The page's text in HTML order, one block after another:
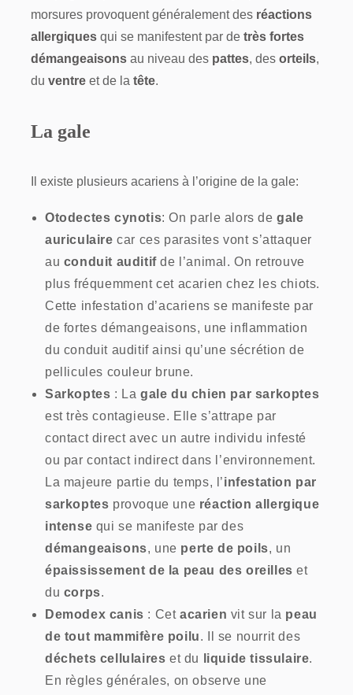
morsures provoquent généralement des réactions
allergiques qui se manifestent par de très fortes
démangeaisons au niveau des pattes, des orteils,
du ventre et de la tête.
La gale
Il existe plusieurs acariens à l’origine de la gale:
Otodectes cynotis: On parle alors degale
auriculaire car ces parasites vont s’attaquer
au conduit auditifde l’animal. On retrouve
plus fréquemment cet acarien chez les chiots.
Cette infestation d’acariens se manifeste par
de fortes démangeaisons, une inflammation
du conduit auditif ainsi qu’une sécrétion de
pellicules couleur brune.
Sarkoptes : La gale du chien par sarkoptes
est très contagieuse. Elle s’attrape par
contact direct avec un autre individu infesté
ou par contact indirect dans l’environnement.
La majeure partie du temps, l’infestation par
sarkoptes provoque une réaction allergique
intense qui se manifeste par des
démangeaisons, une perte de poils, un
épaississement de la peau des oreilleset
du corps.
Demodex canis : Cetacarien vit sur la peau
de tout mammifère poilu. Il se nourrit des
déchets cellulaires et du liquide tissulaire.
En règles générales, on observe une